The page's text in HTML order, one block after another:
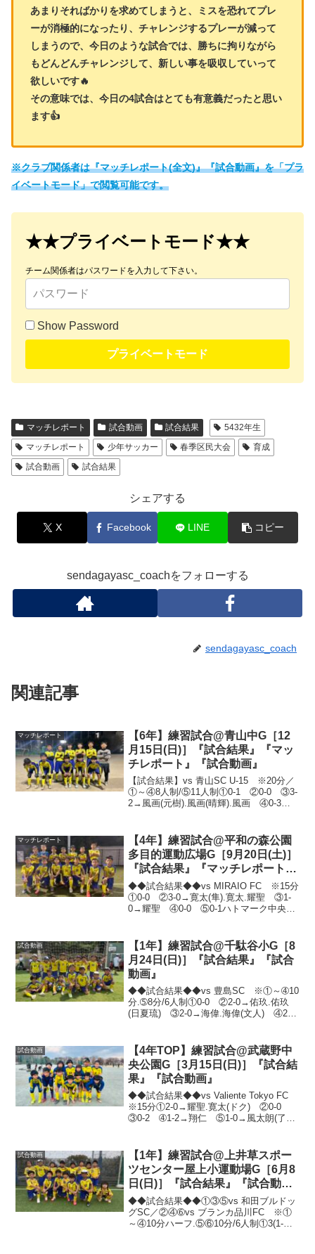
あまりそればかりを求めてしまうと、ミスを恐れてプレ
ーが消極的になったり、チャレンジするプレーが減って
しまうので、今日のような試合では、勝ちに拘りながら
もどんどんチャレンジして、新しい事を吸収していって
欲しいです🔥
その意味では、今日の4試合はとても有意義だったと思い
ます👍
※クラブ関係者は『マッチレポート(全文)』『試合動画』を「プラ
イベートモード」で閲覧可能です。
★★プライベートモード★★
チーム関係者はパスワードを入力して下さい。
Show Password
プライベートモード
マッチレポート 試合動画 試合結果
5432年生
マッチレポート
少年サッカー 春季区民大会
育成
試合動画
試合結果
シェアする
X Facebook LINE コピー
sendagayasc_coachをフォローする
sendagayasc_coach
関連記事
マッチレポート
【6年】練習試合@青山中G［12
月15日(日)］『試合結果』『マッ
チレポート』『試合動画』
【試合結果】vs 青山SC U-15 ※20分／
①～④8人制/⑤11人制①0-1 ②0-0 ③3-
2→風画(元樹).風画(晴輝).風画 ④0-3
中学1年生だけではな...
マッチレポート
【4年】練習試合@平和の森公園
多目的運動広場G［9月20日(土)］
『試合結果』『マッチレポート』
『試合動画』
◆◆試合結果◆◆vs MIRAIO FC ※15分
①0-0 ②3-0→寛太(隼).寛太.耀聖 ③1-
0→耀聖 ④0-0 ⑤0-1ハトマーク中央大
に負けず、しっかりと...
試合動画
【1年】練習試合@千駄谷小G［8
月24日(日)］『試合結果』『試合
動画』
◆◆試合結果◆◆vs 豊島SC ※①～➃10
分.➄8分/6人制①0-0 ②2-0→佑玖.佑玖
(日夏琉) ③2-0→海偉.海偉(文人) ④2-
源基...
試合動画
【4年TOP】練習試合@武蔵野中
央公園G［3月15日(日)］『試合結
果』『試合動画』
◆◆試合結果◆◆vs Valiente Tokyo FC
※15分①2-0→耀聖.寛太(ドク) ②0-0
③0-2 ➃1-2→翔仁 ⑤1-0→風太朗(了羽
試合動画
【1年】練習試合@上井草スポー
ツセンター屋上小運動場G［6月8
日(日)］『試合結果』『試合動
画』
◆◆試合結果◆◆①③⑤vs 和田ブルドッ
グSC／②④➅vs ブランカ品川FC ※①
～④10分ハーフ.⑤⑥10分/6人制①3(1-